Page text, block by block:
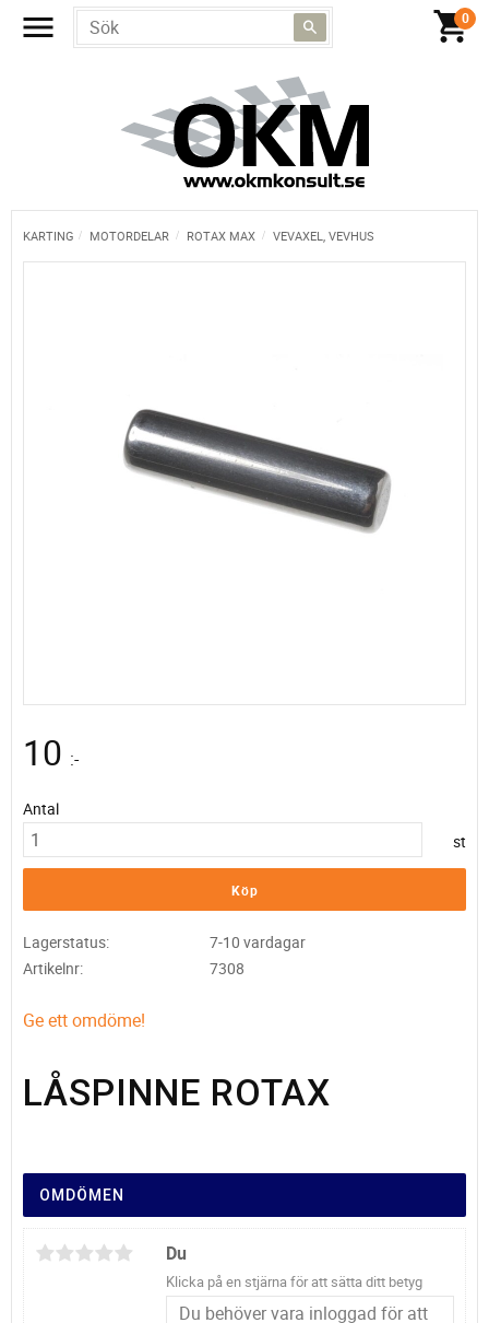
KARTING MOTORDELAR ROTAX MAX VEVAXEL, VEVHUS
10 :-
Antal
st
Köp
Lagerstatus
7-10 vardagar
Artikelnr
7308
Ge ett omdöme!
LÅSPINNE ROTAX
OMDÖMEN
Du
Klicka på en stjärna för att sätta ditt betyg